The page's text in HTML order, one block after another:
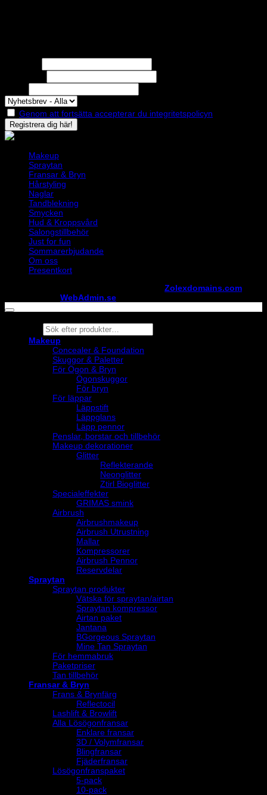
Genom att fortsätta accepterar du integritetspolicyn
Makeup
Spraytan
Fransar & Bryn
Hårstyling
Naglar
Tandblekning
Smycken
Hud & Kroppsvård
Salongstillbehör
Just for fun
Sommarerbjudande
Om oss
Presentkort
Zolexdomains.com
WebAdmin.se
Products
search
Makeup
Concealer & Foundation
Skuggor & Paletter
För Ögon & Bryn
Ögonskuggor
För bryn
För läppar
Läppstift
Läppglans
Läpp pennor
Penslar, borstar och tillbehör
Makeup dekorationer
Glitter
Reflekterande
Neonglitter
Ztirl Bioglitter
Specialeffekter
GRIMAS smink
Airbrush
Airbrushmakeup
Airbrush Utrustning
Mallar
Kompressorer
Airbrush Pennor
Reservdelar
Spraytan
Spraytan produkter
Vätska för spraytan/airtan
Spraytan kompressor
Airtan paket
Jantana
BGorgeous Spraytan
Mine Tan Spraytan
För hemmabruk
Paketpriser
Tan tillbehör
Fransar & Bryn
Frans & Brynfärg
Reflectocil
Lashlift & Browlift
Alla Lösögonfransar
Enklare fransar
3D / Volymfransar
Blingfransar
Fjäderfransar
Lösögonfranspaket
5-pack
10-pack